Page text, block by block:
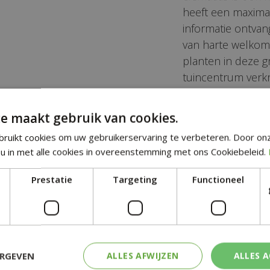
heeft een
informatie
van harte
planten in deze
tuincentrum
Aristolochia clematitis
Familie:
Aristolochiaceae
Schaduw
maakt gebruik van cookies.
cookies om uw gebruikerservaring te verbeteren. Door
in met alle cookies in overeenstemming met ons Cookiebeleid.
Prestatie Targeting Functioneel
ALLES
ALLES AFWIJZEN